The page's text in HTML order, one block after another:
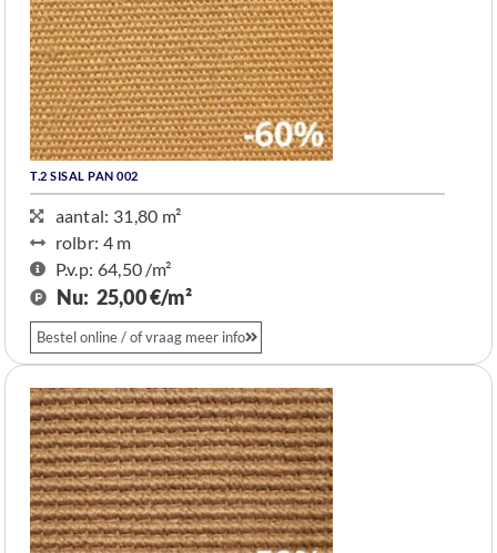
T.2 SISAL PAN 002
aantal: 31,80 m²
rolbr: 4 m
P.v.p: 64,50 /m²
Nu: 25,00 €/m²
Bestel online / of vraag meer info